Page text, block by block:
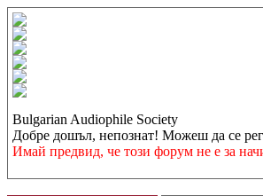
Bulgarian Audiophile Society
Добре дошъл, непознат! Можеш да се
Имай предвид, че този форум не е за